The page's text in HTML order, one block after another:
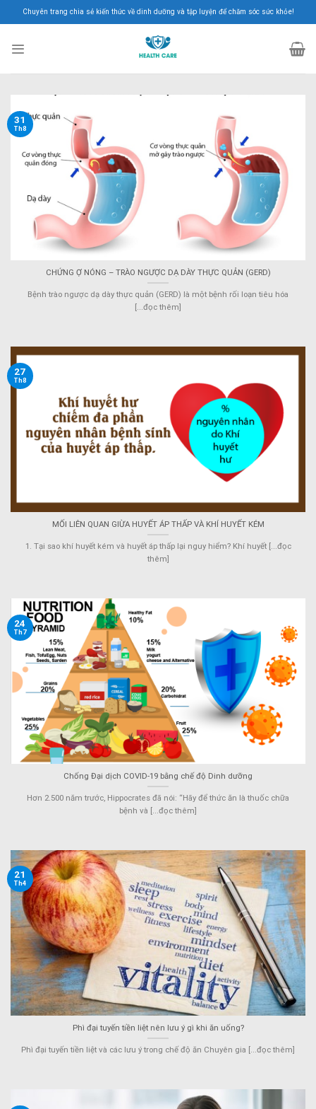
to
Chuyên trang chia sẻ kiến thức về dinh dưỡng và tập luyện để chăm sóc sức khỏe!
CHỨNG Ợ NÓNG – TRÀO NGƯỢC DẠ DÀY THỰC QUẢN (GERD)
Bệnh trào ngược dạ dày thực quản (GERD) là một bệnh rối loạn tiêu hóa
[...đọc thêm]
31
Th8
MỐI LIÊN QUAN GIỪA HUYẾT ÁP THẤP VÀ KHÍ HUYẾT KÉM
1. Tại sao khí huyết kém và huyết áp thấp lại nguy hiểm? Khí huyết [...đọc
thêm]
27
Th8
Chống Đại dịch COVID-19 bằng chế độ Dinh dưỡng
Hơn 2.500 năm trước, Hippocrates đã nói: “Hãy để thức ăn là thuốc chữa
bệnh và [...đọc thêm]
24
Th7
Phì đại tuyến tiền liệt nên lưu ý gì khi ăn uống?
Phì đại tuyến tiền liệt và các lưu ý trong chế độ ăn Chuyên gia [...đọc thêm]
21
Th4